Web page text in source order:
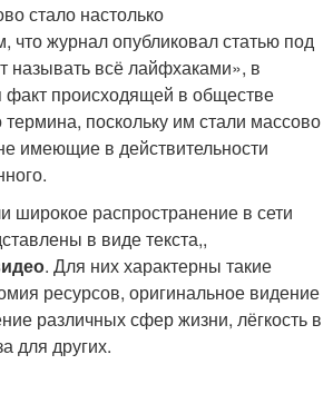
стало настолько
что журнал опубликовал статью под
называть всё лайфхаками», в
факт происходящей в обществе
термина, поскольку им стали массово
имеющие в действительности
широкое распространение в сети
в виде текста,,
. Для них характерны такие
ресурсов, оригинальное видение
различных сфер жизни, лёгкость в
для других.